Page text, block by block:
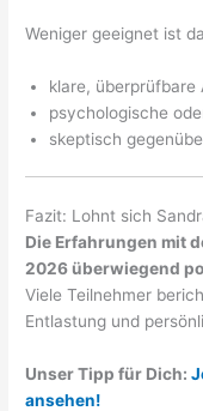
Weniger geeignet ist
klare, überprüfbare
psychologische
skeptisch
Fazit: Lohnt sich
Die Erfahrungen mit
2026 überwiegend
Viele Teilnehmer
Entlastung und
Unser Tipp für Dich:
ansehen!